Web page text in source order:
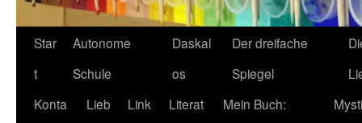
Star
t
Autonome
Schule
Daskal
os
Der dreifache
Spiegel
Konta
Lieb
Link
Literat
Mein Buch: